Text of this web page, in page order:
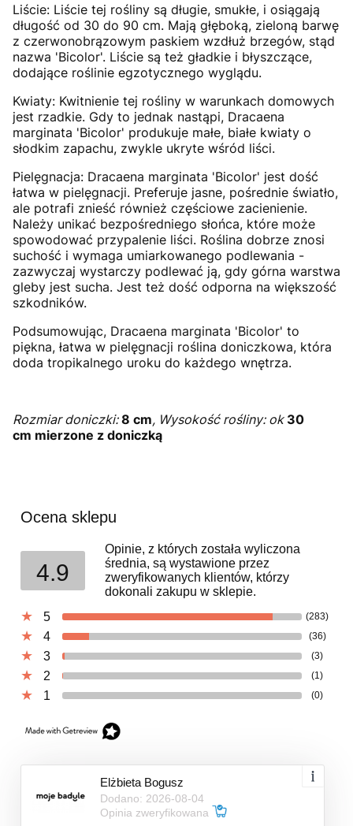
Liście: Liście tej rośliny są długie, smukłe, i osiągają
długość od 30 do 90 cm. Mają głęboką, zieloną barwę
z czerwonobrązowym paskiem wzdłuż brzegów, stąd
nazwa 'Bicolor'. Liście są też gładkie i błyszczące,
dodające roślinie egzotycznego wyglądu.
Kwiaty: Kwitnienie tej rośliny w warunkach domowych
jest rzadkie. Gdy to jednak nastąpi, Dracaena
marginata 'Bicolor' produkuje małe, białe kwiaty o
słodkim zapachu, zwykle ukryte wśród liści.
Pielęgnacja: Dracaena marginata 'Bicolor' jest dość
łatwa w pielęgnacji. Preferuje jasne, pośrednie światło,
ale potrafi znieść również częściowe zacienienie.
Należy unikać bezpośredniego słońca, które może
spowodować przypalenie liści. Roślina dobrze znosi
suchość i wymaga umiarkowanego podlewania -
zazwyczaj wystarczy podlewać ją, gdy górna warstwa
gleby jest sucha. Jest też dość odporna na większość
szkodników.
Podsumowując, Dracaena marginata 'Bicolor' to
piękna, łatwa w pielęgnacji roślina doniczkowa, która
doda tropikalnego uroku do każdego wnętrza.
Rozmiar doniczki:8 cm, Wysokość rośliny: ok 30
cm mierzone z doniczką
Ocena sklepu
4.9
Opinie, z których została wyliczona
średnia, są wystawione przez
zweryfikowanych klientów, którzy
dokonali zakupu w sklepie.
5
(283)
4 (36)
3 (3)
2 (1)
1 (0)
Elżbieta Bogusz
Dodano: 2026-08-04
Opinia zweryfikowana